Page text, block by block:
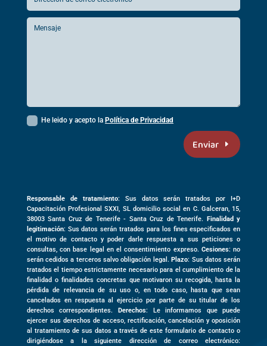
He leido y acepto laPolítica de Privacidad
Enviar
Responsable de tratamiento: Sus datos serán tratados por I+D
Capacitación Profesional SXXI, SL domicilio social en C. Galceran, 15,
38003Santa Cruz de Tenerife - Santa Cruz de Tenerife. Finalidad y
legitimación: Sus datos serán tratados para los fines especificados en
el motivo de contacto y poder darle respuesta a sus peticiones o
consultas, con base legal en el consentimiento expreso. Cesiones: no
serán cedidos a terceros salvo obligación legal.Plazo: Sus datos serán
tratados el tiempo estrictamente necesario para el cumplimiento de la
finalidad o finalidades concretas que motivaron su recogida, hasta la
pérdida de relevancia de su uso o, en todo caso, hasta que sean
cancelados en respuesta al ejercicio por parte de su titular de los
derechos correspondientes. Derechos: Le informamos que puede
ejercer sus derechos de acceso, rectificación, cancelación y oposición
al tratamiento de sus datos a través de este formulario de contacto o
dirigiéndose a la siguiente dirección de correo electrónico: